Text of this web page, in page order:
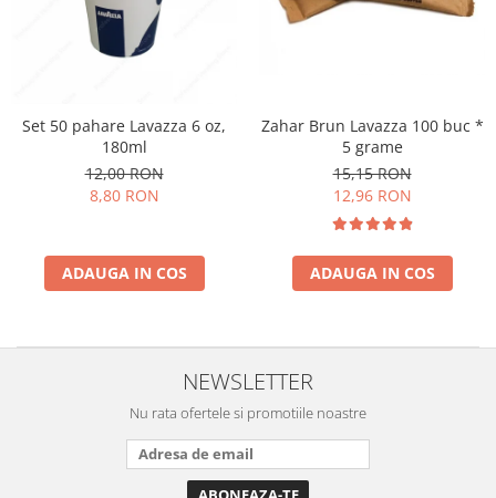
Illy Iperespresso
Nespresso Professional
Cafissimo
Cafea macinata
Cafea Solubila
Set 50 pahare Lavazza 6 oz,
180ml
12,00 RON
8,80 RON
ADAUGA IN COS
Zahar Brun Lavazza 100 buc *
5 grame
15,15 RON
12,96 RON
ADAUGA IN COS
NEWSLETTER
Nu rata ofertele si promotiile noastre